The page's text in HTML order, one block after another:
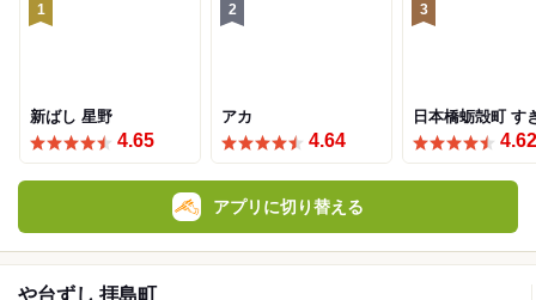
1
新ばし 星野
4.65
2
アカ
4.64
3
日本橋蛎殻町 す
4.62
アプリに切り替える
や台ずし 拝島町